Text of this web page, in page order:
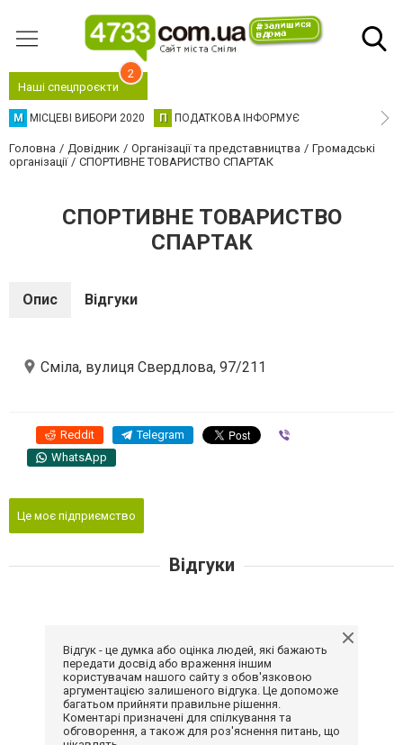
Наші спецпроєкти
2
М МІСЦЕВІ ВИБОРИ 2020 П ПОДАТКОВА ІНФОРМУЄ
Головна Довідник Організації та представництва
Громадські
організації
СПОРТИВНЕ ТОВАРИСТВО СПАРТАК
СПОРТИВНЕ ТОВАРИСТВО
СПАРТАК
Опис Відгуки
Сміла, вулиця Свердлова, 97/211
Reddit Telegram
WhatsApp
Це моє підприємство
Відгуки
Відгук - це думка або оцінка людей, які бажають
передати досвід або враження іншим
користувачам нашого сайту з обов'язковою
аргументацією залишеного відгука. Це допоможе
багатьом прийняти правильне рішення.
Коментарі призначені для спілкування та
обговорення, а також для роз'яснення питань, що